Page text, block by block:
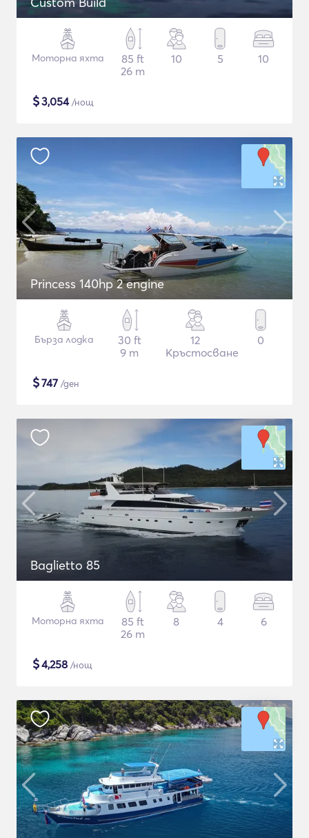
Моторна яхта
85 ft
26 m
10 5 10
$3,054/нощ
Princess 140hp 2 engine
Бърза лодка
30 ft
9 m
12
Кръстосване
0
$747 /ден
Baglietto 85
Моторна яхта
85 ft
26 m
8 4 6
$4,258 /нощ